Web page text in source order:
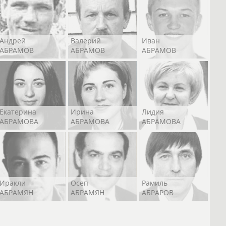
Андрей
АБРАМОВ
Валерий
АБРАМОВ
Иван
АБРАМОВ
Екатерина
АБРАМОВА
Ирина
АБРАМОВА
Лидия
АБРАМОВА
Иракли
АБРАМЯН
Осеп
АБРАМЯН
Рамиль
АБРАРОВ